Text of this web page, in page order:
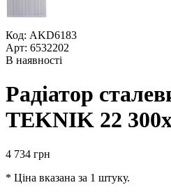
Код: AKD6183
Арт: 6532202
В наявності
Радіатор
TEKNIK 22
4 734 грн
* Ціна вказана за 1 штуку.